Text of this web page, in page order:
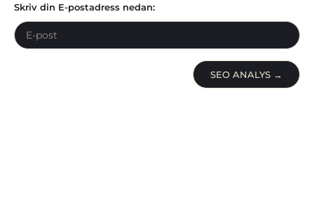
Skriv din E-postadress nedan:
SEO ANALYS →